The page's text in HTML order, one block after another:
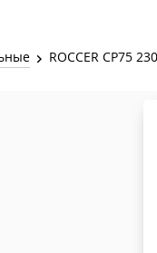
ROCCER CP75